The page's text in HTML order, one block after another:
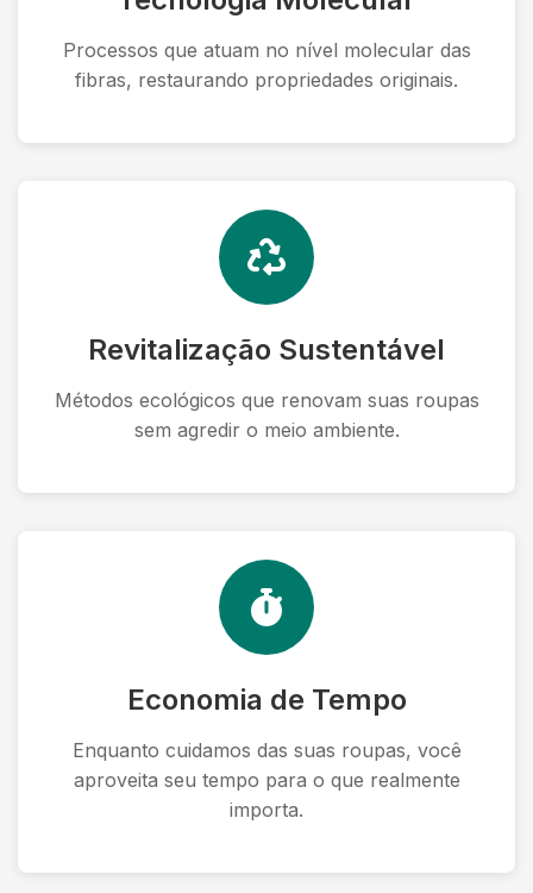
Processos que atuam no nível molecular das
fibras, restaurando propriedades originais.
Revitalização Sustentável
Métodos ecológicos que renovam suas roupas
sem agredir o meio ambiente.
Economia de Tempo
Enquanto cuidamos das suas roupas, você
aproveita seu tempo para o que realmente
importa.